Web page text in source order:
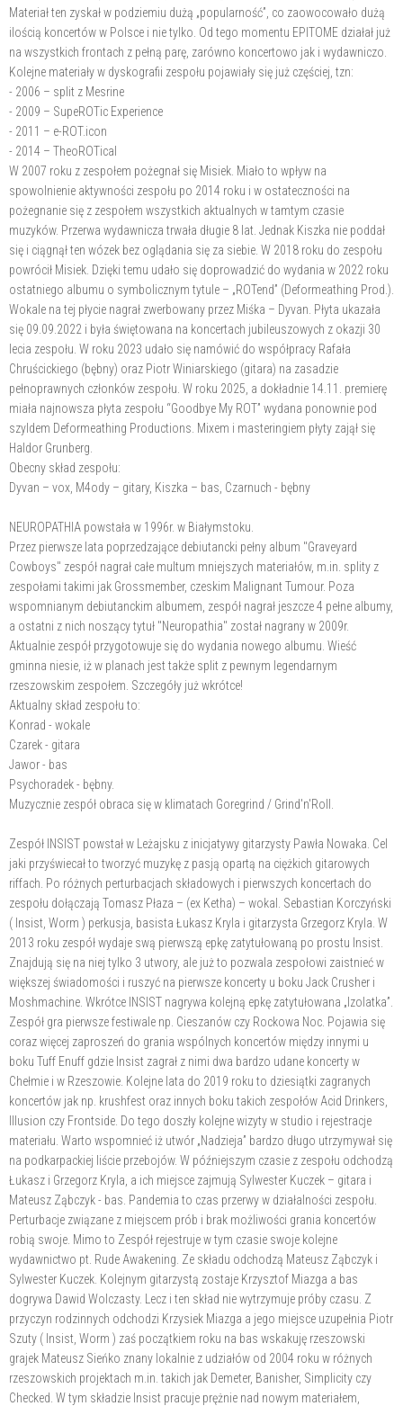
Materiał ten zyskał w podziemiu dużą „popularność”, co zaowocowało dużą
ilością koncertów w Polsce i nie tylko. Od tego momentu EPITOME działał już
na wszystkich frontach z pełną parę, zarówno koncertowo jak i wydawniczo.
Kolejne materiały w dyskografii zespołu pojawiały się już częściej, tzn:
- 2006 – split z Mesrine
- 2009 – SupeROTic Experience
- 2011 – e-ROT.icon
- 2014 – TheoROTical
W 2007 roku z zespołem pożegnał się Misiek. Miało to wpływ na
spowolnienie aktywności zespołu po 2014 roku i w ostateczności na
pożegnanie się z zespołem wszystkich aktualnych w tamtym czasie
muzyków. Przerwa wydawnicza trwała długie 8 lat. Jednak Kiszka nie poddał
się i ciągnął ten wózek bez oglądania się za siebie. W 2018 roku do zespołu
powrócił Misiek. Dzięki temu udało się doprowadzić do wydania w 2022 roku
ostatniego albumu o symbolicznym tytule – „ROTend” (Deformeathing Prod.).
Wokale na tej płycie nagrał zwerbowany przez Miśka – Dyvan. Płyta ukazała
się 09.09.2022 i była świętowana na koncertach jubileuszowych z okazji 30
lecia zespołu. W roku 2023 udało się namówić do współpracy Rafała
Chruścickiego (bębny) oraz Piotr Winiarskiego (gitara) na zasadzie
pełnoprawnych członków zespołu. W roku 2025, a dokładnie 14.11. premierę
miała najnowsza płyta zespołu “Goodbye My ROT” wydana ponownie pod
szyldem Deformeathing Productions. Mixem i masteringiem płyty zajął się
Haldor Grunberg.
Obecny skład zespołu:
Dyvan – vox, M4ody – gitary, Kiszka – bas, Czarnuch - bębny
NEUROPATHIA powstała w 1996r. w Białymstoku.
Przez pierwsze lata poprzedzające debiutancki pełny album "Graveyard
Cowboys" zespół nagrał całe multum mniejszych materiałów, m.in. splity z
zespołami takimi jak Grossmember, czeskim Malignant Tumour. Poza
wspomnianym debiutanckim albumem, zespół nagrał jeszcze 4 pełne albumy,
a ostatni z nich noszący tytuł "Neuropathia" został nagrany w 2009r.
Aktualnie zespół przygotowuje się do wydania nowego albumu. Wieść
gminna niesie, iż w planach jest także split z pewnym legendarnym
rzeszowskim zespołem. Szczegóły już wkrótce!
Aktualny skład zespołu to:
Konrad - wokale
Czarek - gitara
Jawor - bas
Psychoradek - bębny.
Muzycznie zespół obraca się w klimatach Goregrind / Grind'n'Roll.
Zespół INSIST powstał w Leżajsku z inicjatywy gitarzysty Pawła Nowaka. Cel
jaki przyświecał to tworzyć muzykę z pasją opartą na ciężkich gitarowych
riffach. Po różnych perturbacjach składowych i pierwszych koncertach do
zespołu dołączają Tomasz Płaza – (ex Ketha) – wokal. Sebastian Korczyński
( Insist, Worm ) perkusja, basista Łukasz Kryla i gitarzysta Grzegorz Kryla. W
2013 roku zespół wydaje swą pierwszą epkę zatytułowaną po prostu Insist.
Znajdują się na niej tylko 3 utwory, ale już to pozwala zespołowi zaistnieć w
większej świadomości i ruszyć na pierwsze koncerty u boku Jack Crusher i
Moshmachine. Wkrótce INSIST nagrywa kolejną epkę zatytułowana „Izolatka”.
Zespół gra pierwsze festiwale np. Cieszanów czy Rockowa Noc. Pojawia się
coraz więcej zaproszeń do grania wspólnych koncertów między innymi u
boku Tuff Enuff gdzie Insist zagrał z nimi dwa bardzo udane koncerty w
Chełmie i w Rzeszowie. Kolejne lata do 2019 roku to dziesiątki zagranych
koncertów jak np. krushfest oraz innych boku takich zespołów Acid Drinkers,
Illusion czy Frontside. Do tego doszły kolejne wizyty w studio i rejestracje
materiału. Warto wspomnieć iż utwór „Nadzieja” bardzo długo utrzymywał się
na podkarpackiej liście przebojów. W późniejszym czasie z zespołu odchodzą
Łukasz i Grzegorz Kryla, a ich miejsce zajmują Sylwester Kuczek – gitara i
Mateusz Ząbczyk - bas. Pandemia to czas przerwy w działalności zespołu.
Perturbacje związane z miejscem prób i brak możliwości grania koncertów
robią swoje. Mimo to Zespół rejestruje w tym czasie swoje kolejne
wydawnictwo pt. Rude Awakening. Ze składu odchodzą Mateusz Ząbczyk i
Sylwester Kuczek. Kolejnym gitarzystą zostaje Krzysztof Miazga a bas
dogrywa Dawid Wolczasty. Lecz i ten skład nie wytrzymuje próby czasu. Z
przyczyn rodzinnych odchodzi Krzysiek Miazga a jego miejsce uzupełnia Piotr
Szuty ( Insist, Worm ) zaś początkiem roku na bas wskakuję rzeszowski
grajek Mateusz Sieńko znany lokalnie z udziałów od 2004 roku w różnych
rzeszowskich projektach m.in. takich jak Demeter, Banisher, Simplicity czy
Checked. W tym składzie Insist pracuje prężnie nad nowym materiałem,